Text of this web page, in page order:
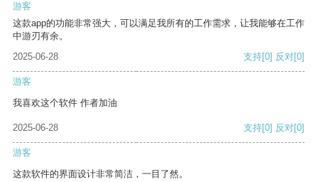
游客
这款app的功能非常强大，可以满足我所有的工作需求，让我能够在工作
中游刃有余。
2025-06-28
支持[0] 反对[0]
游客
我喜欢这个软件 作者加油
2025-06-28 支持[0] 反对[0]
游客
这款软件的界面设计非常简洁，一目了然。